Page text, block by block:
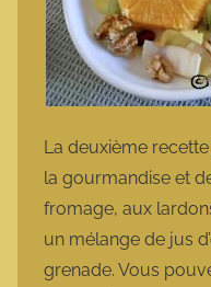
La deuxième
la gourmandise et
fromage, aux
un mélange de jus
grenade. Vous